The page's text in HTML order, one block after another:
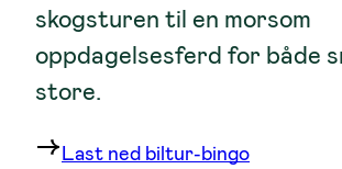
skogsturen til en morsom
oppdagelsesferd for både
store.
Last ned biltur-bingo